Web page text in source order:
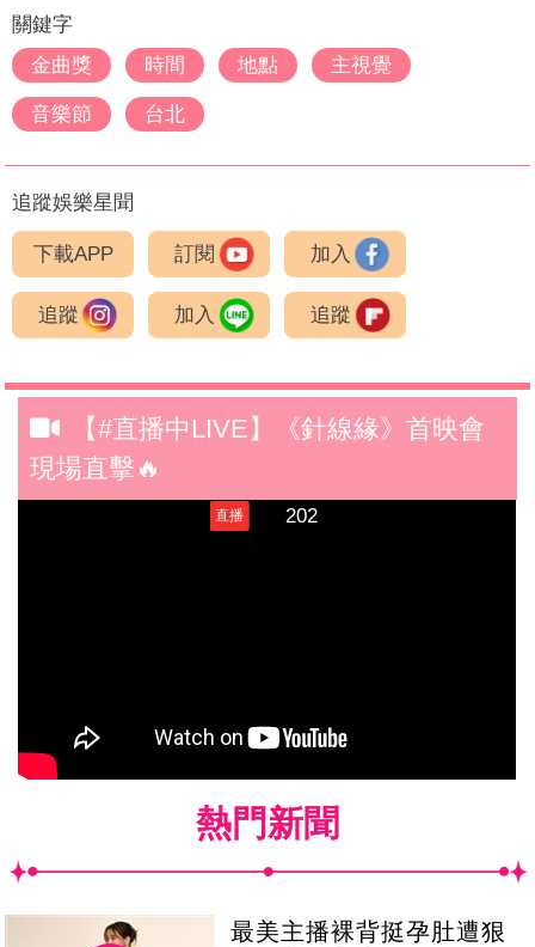
關鍵字
金曲獎
時間 地點 主視覺
音樂節 台北
追蹤娛樂星聞
下載APP 訂閱 加入
追蹤 加入 追蹤
【#直播中LIVE】《針線緣》首映會
現場直擊🔥
熱門新聞
最美主播裸背挺孕肚遭狠